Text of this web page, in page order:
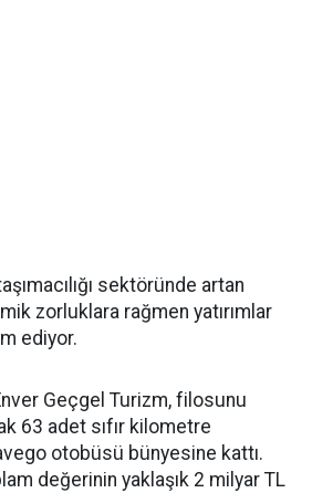
sektöründe artan
zorluklara rağmen yatırımlar
ediyor.
Geçgel Turizm, filosunu
63 adet sıfır kilometre
otobüsü bünyesine kattı.
değerinin yaklaşık 2 milyar TL